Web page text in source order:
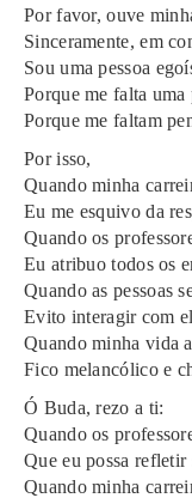
Por favor, ouve
Sinceramente, em
Sou uma pessoa
Porque me falta uma
Porque me faltam
Por isso,
Quando minha
Eu me esquivo da
Quando os
Eu atribuo todos os
Quando as pessoas
Evito interagir com
Quando minha vida
Fico melancólico e
Ó Buda, rezo a ti:
Quando os
Que eu possa refletir
Quando minha